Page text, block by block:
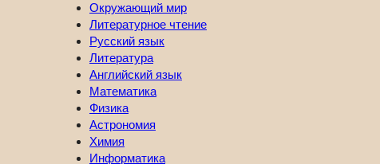
Окружающий мир
Литературное чтение
Русский язык
Литература
Английский язык
Математика
Физика
Астрономия
Химия
Информатика